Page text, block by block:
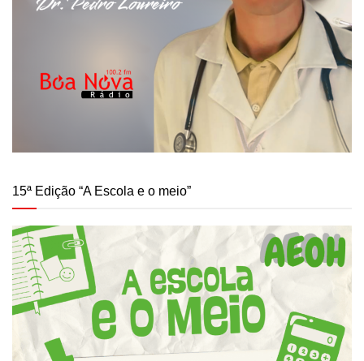
15ª Edição “A Escola e o meio”